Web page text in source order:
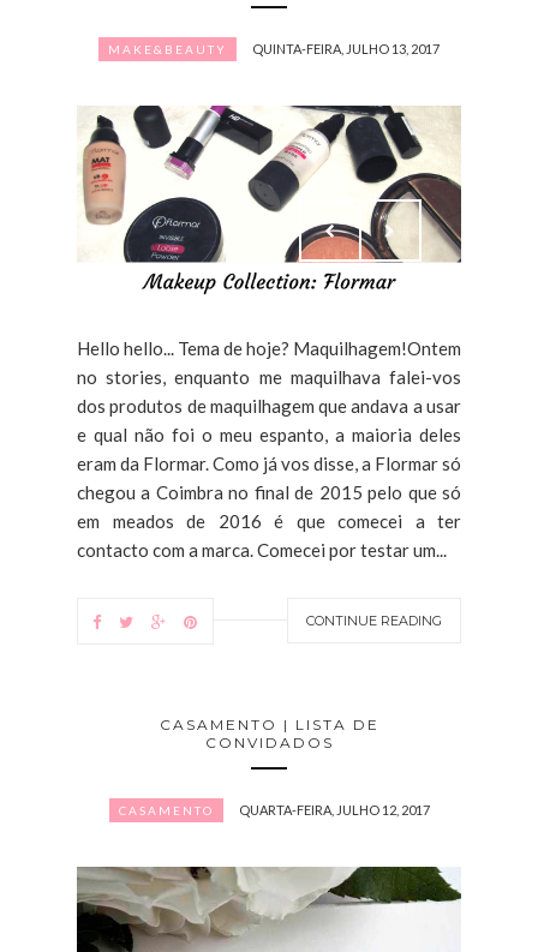
MAKE&BEAUTY QUINTA-FEIRA, JULHO 13, 2017
Hello hello... Tema de hoje? Maquilhagem!Ontem
no stories, enquanto me maquilhava falei-vos
dos produtos de maquilhagem que andava a usar
e qual não foi o meu espanto, a maioria deles
eram da Flormar. Como já vos disse, a Flormar só
chegou a Coimbra no final de 2015 pelo que só
em meados de 2016 é que comecei a ter
contacto com a marca. Comecei por testar um...
CONTINUE READING
CASAMENTO | LISTA DE
CONVIDADOS
CASAMENTO QUARTA-FEIRA, JULHO 12, 2017